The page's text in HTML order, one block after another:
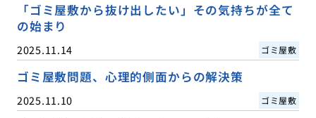
「ゴミ屋敷から抜け出したい」その気持ちが全て
の始まり
2025.11.14 ゴミ屋敷
ゴミ屋敷問題、心理的側面からの解決策
2025.11.10 ゴミ屋敷